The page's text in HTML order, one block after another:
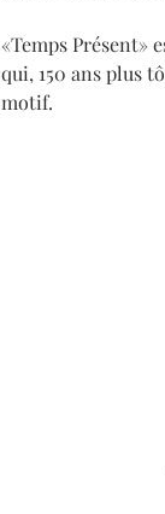
«Temps Présent»
qui, 150 ans plus
motif.